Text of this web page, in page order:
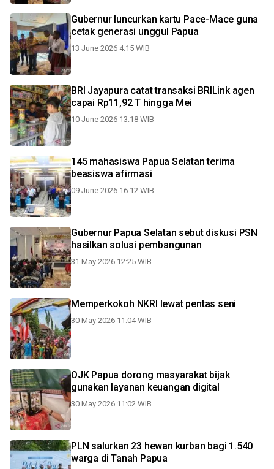
Gubernur luncurkan kartu Pace-Mace guna
cetak generasi unggul Papua
13 June 2026 4:15 WIB
BRI Jayapura catat transaksi BRILink agen
capai Rp11,92 T hingga Mei
10 June 2026 13:18 WIB
145 mahasiswa Papua Selatan terima
beasiswa afirmasi
09 June 2026 16:12 WIB
Gubernur Papua Selatan sebut diskusi PSN
hasilkan solusi pembangunan
31 May 2026 12:25 WIB
Memperkokoh NKRI lewat pentas seni
30 May 2026 11:04 WIB
OJK Papua dorong masyarakat bijak
gunakan layanan keuangan digital
30 May 2026 11:02 WIB
PLN salurkan 23 hewan kurban bagi 1.540
warga di Tanah Papua